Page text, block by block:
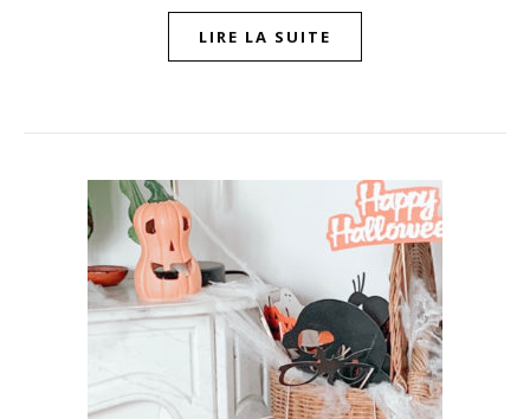
LIRE LA SUITE